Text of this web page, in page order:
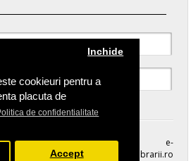
cookieuri pentru a
placuta de
de confidentialitate
Inchide
Accept
e-
librarii.ro